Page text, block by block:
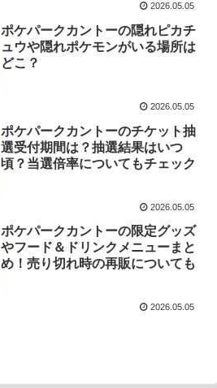
2026.05.05
ポケパークカントーの隠れピカチ
ュウや隠れポケモンがいる場所は
どこ？
2026.05.05
ポケパークカントーのチケット抽
選受付期間は？抽選結果はいつ
頃？当選倍率についてもチェック
2026.05.05
ポケパークカントーの限定グッズ
やフード＆ドリンクメニューまと
め！売り切れ時の再販についても
2026.05.05